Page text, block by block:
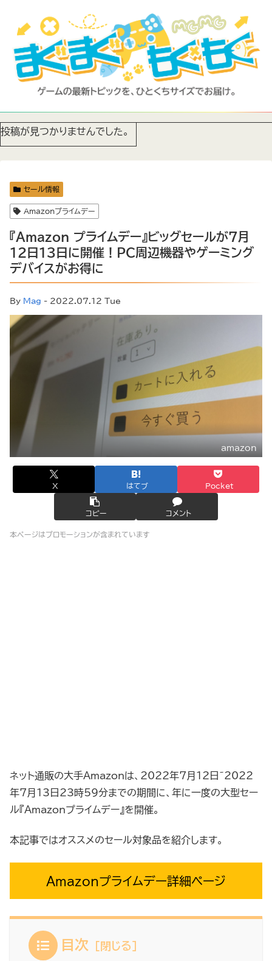
投稿が見つかりませんでした。
セール情報
Amazonプライムデー
『Amazon プライムデー』ビッグセールが7月
12日13日に開催！PC周辺機器やゲーミング
デバイスがお得に
By Mag - 2022.07.12 Tue
amazon
X はてブ Pocket
コピー コメント
本ページはプロモーションが含まれています
ネット通販の大手Amazonは、2022年7月12日~2022
年7月13日23時59分までの期間に、年に一度の大型セー
ル『Amazonプライムデー』を開催。
本記事ではオススメのセール対象品を紹介します。
Amazonプライムデー詳細ページ
目次